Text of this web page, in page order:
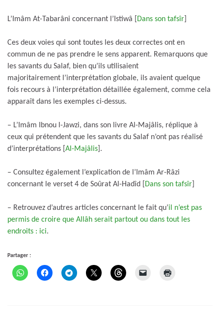
L’Imâm At-Tabarâni concernant l’Istiwâ [ Dans son tafsîr
Ces deux voies qui sont toutes les deux correctes ont en
commun de ne pas prendre le sens apparent. Remarquons que
les savants du Salaf, bien qu’ils utilisaient
majoritairement l’interprétation globale, ils avaient quelque
fois recours à l’interprétation détaillée également, comme cela
apparaît dans les exemples ci-dessus.
– L’Imâm Ibnou l-Jawzi, dans son livre Al-Majâlis, réplique à
ceux qui prétendent que les savants du Salaf n’ont pas réalisé
d’interprétations [ Al-Majâlis ].
– Consultez également l’explication de l’Imâm Ar-Râzi
concernant le verset 4 de Soûrat Al-Hadîd [
Dans son tafsîr
– Retrouvez d’autres articles concernant le fait qu’il n’est pas
permis de croire que Allâh serait partout ou dans tout les
endroits : ici.
Partager :